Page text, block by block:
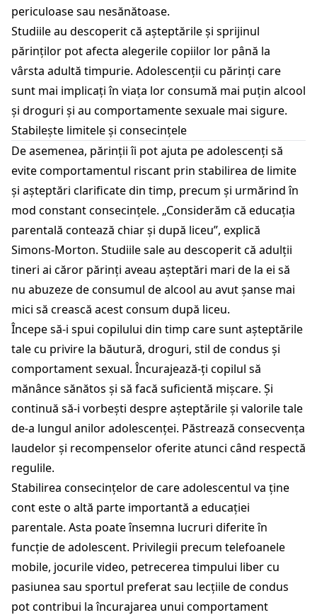
periculoase sau nesănătoase.
Studiile au descoperit că așteptările și sprijinul
părinților pot afecta alegerile copiilor lor până la
vârsta adultă timpurie. Adolescenții cu părinți care
sunt mai implicați în viața lor consumă mai puțin alcool
și droguri și au comportamente sexuale mai sigure.
Stabilește limitele și consecințele
De asemenea, părinții îi pot ajuta pe adolescenți să
evite comportamentul riscant prin stabilirea de limite
și așteptări clarificate din timp, precum și urmărind în
mod constant consecințele. „Considerăm că educația
parentală contează chiar și după liceu”, explică
Simons-Morton. Studiile sale au descoperit că adulții
tineri ai căror părinți aveau așteptări mari de la ei să
nu abuzeze de consumul de alcool au avut șanse mai
mici să crească acest consum după liceu.
Începe să-i spui copilului din timp care sunt așteptările
tale cu privire la băutură, droguri, stil de condus și
comportament sexual. Încurajează-ți copilul să
mănânce sănătos și să facă suficientă mișcare. Și
continuă să-i vorbești despre așteptările și valorile tale
de-a lungul anilor adolescenței. Păstrează consecvența
laudelor și recompenselor oferite atunci când respectă
regulile.
Stabilirea consecințelor de care adolescentul va ține
cont este o altă parte importantă a educației
parentale. Asta poate însemna lucruri diferite în
funcție de adolescent. Privilegii precum telefoanele
mobile, jocurile video, petrecerea timpului liber cu
pasiunea sau sportul preferat sau lecțiile de condus
pot contribui la încurajarea unui comportament